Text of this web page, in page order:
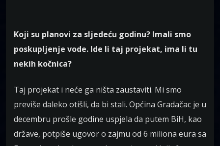
Koji su planovi za sljedeću godinu? Imali smo
poskupljenje vode. Ide li taj projekat, ima li tu
nekih kočnica?
Taj projekat i neće ga ništa zaustaviti. Mi smo
previše daleko otišli, da bi stali. Općina Gradačac je u
decembru prošle godine uspjela da putem BiH, kao
države, potpiše ugovor o zajmu od 6 miliona eura sa